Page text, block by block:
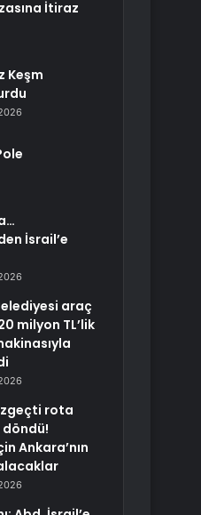
İtiraz
Keşm
İsrail’e
araç
milyon TL’lik
rota
döndü!
Ankara’nın